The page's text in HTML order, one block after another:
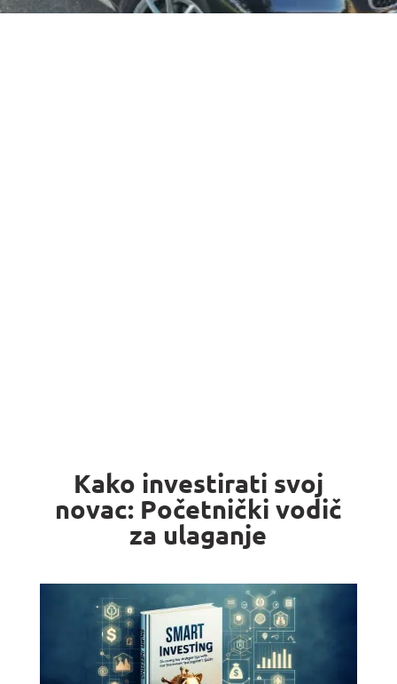
Kako investirati svoj
novac: Početnički vodič
za ulaganje